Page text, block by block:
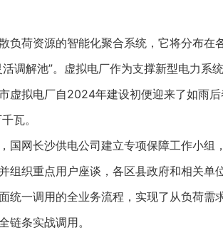
荷资源的智能化聚合系统，它将分布在
调解池”。虚拟电厂作为支撑新型电力系
虚拟电厂自2024年建设初便迎来了如雨
瓦。
网长沙供电公司建立专项保障工作小组
组织重点用户座谈，各区县政府和相关单
一调用的全业务流程，实现了从负荷需求
链条实战调用。